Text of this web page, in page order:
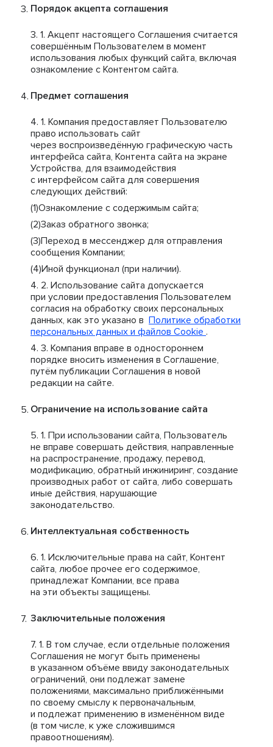
Порядок акцепта соглашения
Акцепт настоящего Соглашения считается
совершённым Пользователем в момент
использования любых функций сайта, включая
ознакомление с Контентом сайта.
Предмет соглашения
Компания предоставляет Пользователю
право использовать сайт
через воспроизведённую графическую часть
интерфейса сайта, Контента сайта на экране
Устройства, для взаимодействия
с интерфейсом сайта для совершения
следующих действий:
Ознакомление с содержимым сайта;
Заказ обратного звонка;
Переход в мессенджер для отправления
сообщения Компании;
Иной функционал (при наличии).
Использование сайта допускается
при условии предоставления Пользователем
согласия на обработку своих персональных
данных, как это указано в Политике обработки
персональных данных и файлов Cookie .
Компания вправе в одностороннем
порядке вносить изменения в Соглашение,
путём публикации Соглашения в новой
редакции на сайте.
Ограничение на использование сайта
При использовании сайта, Пользователь
не вправе совершать действия, направленные
на распространение, продажу, перевод,
модификацию, обратный инжиниринг, создание
производных работ от сайта, либо совершать
иные действия, нарушающие
законодательство.
Интеллектуальная собственность
Исключительные права на сайт, Контент
сайта, любое прочее его содержимое,
принадлежат Компании, все права
на эти объекты защищены.
Заключительные положения
В том случае, если отдельные положения
Соглашения не могут быть применены
в указанном объёме ввиду законодательных
ограничений, они подлежат замене
положениями, максимально приближёнными
по своему смыслу к первоначальным,
и подлежат применению в изменённом виде
(в том числе, к уже сложившимся
правоотношениям).